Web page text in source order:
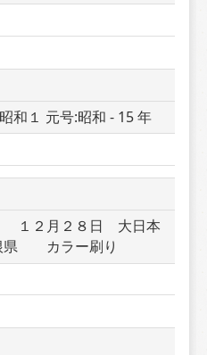
和１ 元号:昭和 - 15 年
１２月２８日　大日本
県　　カラー刷り